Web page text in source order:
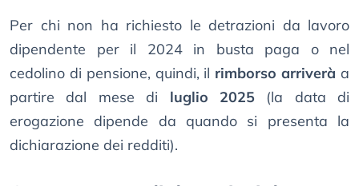
Per chi non ha richiesto le detrazioni da lavoro
dipendente per il 2024 in busta paga o nel
cedolino di pensione, quindi, il rimborso arriverà a
partire dal mese di luglio 2025 (la data di
erogazione dipende da quando si presenta la
dichiarazione dei redditi).